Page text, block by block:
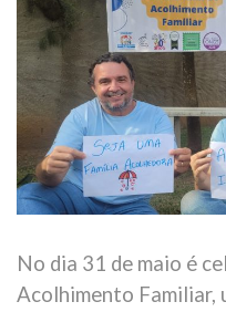
No dia 31 de maio é
Acolhimento Familiar,